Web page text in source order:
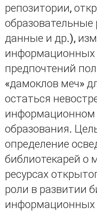
репозитории,
образовательные
данные и др.),
информационных
предпочтений
«дамоклов меч»
остаться
информационном
образования.
определение
библиотекарей о
ресурсах
роли в развитии
информационных